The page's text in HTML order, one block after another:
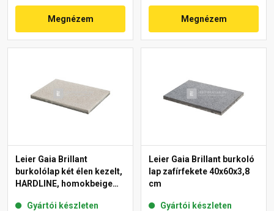
Megnézem Megnézem
Leier Gaia Brillant
burkolólap két élen kezelt,
HARDLINE, homokbeige
Gyártói készleten
Leier Gaia Brillant burkoló
lap zafírfekete 40x60x3,8
cm
Gyártói készleten